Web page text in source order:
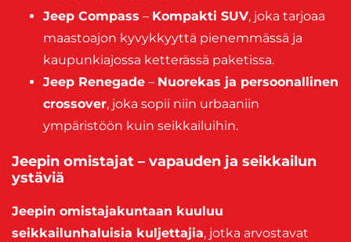
Jeep Compass – Kompakti SUV, joka tarjoaa
maastoajon kyvykkyyttä pienemmässä ja
kaupunkiajossa ketterässä paketissa.
Jeep Renegade – Nuorekas ja persoonallinen
crossover, joka sopii niin urbaaniin
ympäristöön kuin seikkailuihin.
Jeepin omistajat – vapauden ja seikkailun
ystäviä
Jeepin omistajakuntaan kuuluu
seikkailunhaluisia kuljettajia, jotka arvostavat